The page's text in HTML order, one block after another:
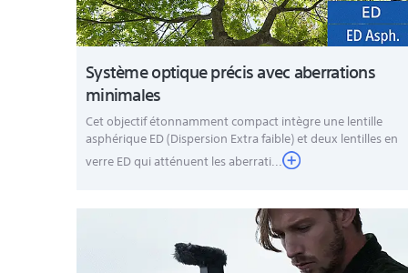
Système optique précis avec aberrations
minimales
Cet objectif étonnamment compact intègre une lentille
asphérique ED (Dispersion Extra faible) et deux lentilles en
verre ED qui atténuent les aberrati...